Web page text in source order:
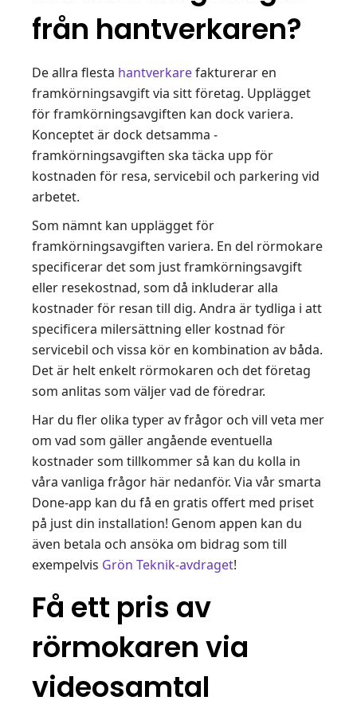
från hantverkaren?
De allra flesta hantverkarefakturerar en
framkörningsavgift via sitt företag. Upplägget
för framkörningsavgiften kan dock variera.
Konceptet är dock detsamma -
framkörningsavgiften ska täcka upp för
kostnaden för resa, servicebil och parkering vid
arbetet.
Som nämnt kan upplägget för
framkörningsavgiften variera. En del rörmokare
specificerar det som just framkörningsavgift
eller resekostnad, som då inkluderar alla
kostnader för resan till dig. Andra är tydliga i att
specificera milersättning eller kostnad för
servicebil och vissa kör en kombination av båda.
Det är helt enkelt rörmokaren och det företag
som anlitas som väljer vad de föredrar.
Har du fler olika typer av frågor och vill veta mer
om vad som gäller angående eventuella
kostnader som tillkommer så kan du kolla in
våra vanliga frågor här nedanför. Via vår smarta
Done-app kan du få en gratis offert med priset
på just din installation! Genom appen kan du
även betala och ansöka om bidrag som till
exempelvis Grön Teknik-avdraget!
Få ett pris av
rörmokaren via
videosamtal